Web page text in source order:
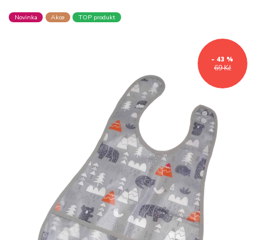
Novinka Akce TOP produkt
69 Kč
- 43 %